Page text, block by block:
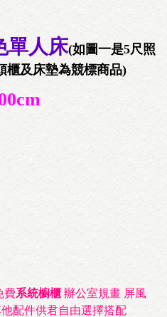
單人床(如圖一是5尺照
櫃及床墊為競標商品)
費系統櫥櫃 辦公室規畫 屏風
配件供君自由選擇搭配